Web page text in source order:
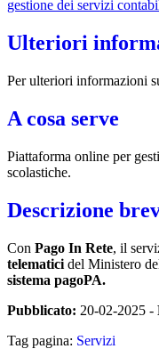
gestione dei servizi
Ulteriori
Per ulteriori informazioni
A cosa serve
Piattaforma online per
scolastiche.
Descrizione
Con Pago In Rete, il
telematici del Ministero
sistema pagoPA.
Pubblicato: 20-02-2025 -
Tag pagina: Servizi